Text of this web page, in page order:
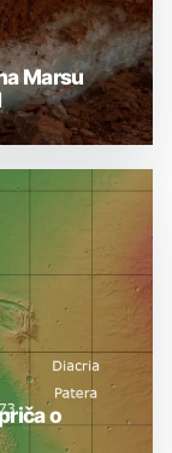
Marsu
o